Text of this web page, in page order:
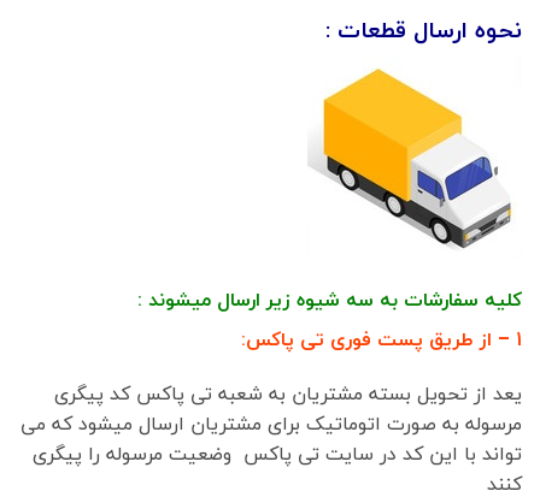
نحوه ارسال قطعات :
کلیه سفارشات به سه شیوه زیر ارسال میشوند :
1 – از طریق پست فوری تی پاکس:
یعد از تحویل بسته مشتریان به شعبه تی پاکس کد پیگری
مرسوله به صورت اتوماتیک برای مشتریان ارسال میشود که می
تواند با این کد در سایت تی پاکس وضعیت مرسوله را پیگری
کنند